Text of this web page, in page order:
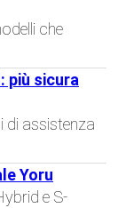
che
più sicura
di assistenza
Yoru
e S-